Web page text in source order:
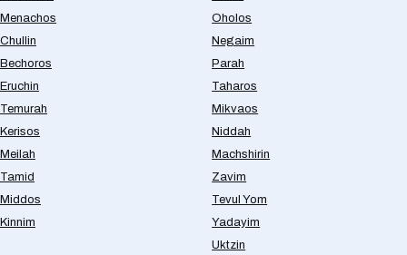
Menachos
Chullin
Bechoros
Eruchin
Temurah
Kerisos
Meilah
Tamid
Middos
Kinnim
Oholos
Negaim
Parah
Taharos
Mikvaos
Niddah
Machshirin
Zavim
Tevul Yom
Yadayim
Uktzin